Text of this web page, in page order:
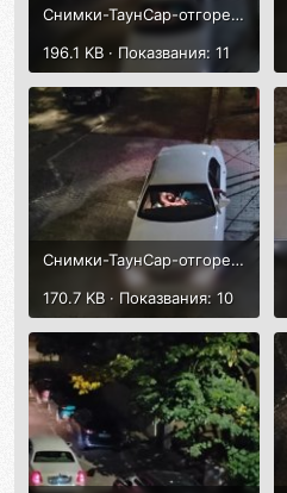
Снимки-ТаунСар-отгоре-5септ2025-1.jpg
196.1 KB · Показвания: 11
Снимки-ТаунСар-отгоре-5септ2025-3.jpg
170.7 KB · Показвания: 10